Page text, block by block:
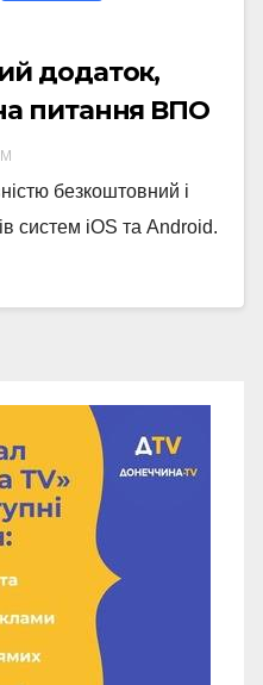
додаток,
питання ВПО
безкоштовний і
систем iOS та Android.